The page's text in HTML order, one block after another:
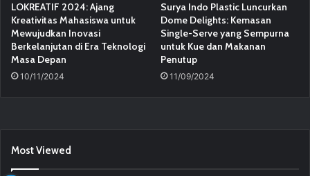
LOKREATIF 2024: Ajang
Kreativitas Mahasiswa untuk
Mewujudkan Inovasi
Berkelanjutan di Era Teknologi
Masa Depan
10/11/2024
Surya Indo Plastic Luncurkan
Dome Delights: Kemasan
Single-Serve yang Sempurna
untuk Kue dan Makanan
Penutup
11/09/2024
Most Viewed